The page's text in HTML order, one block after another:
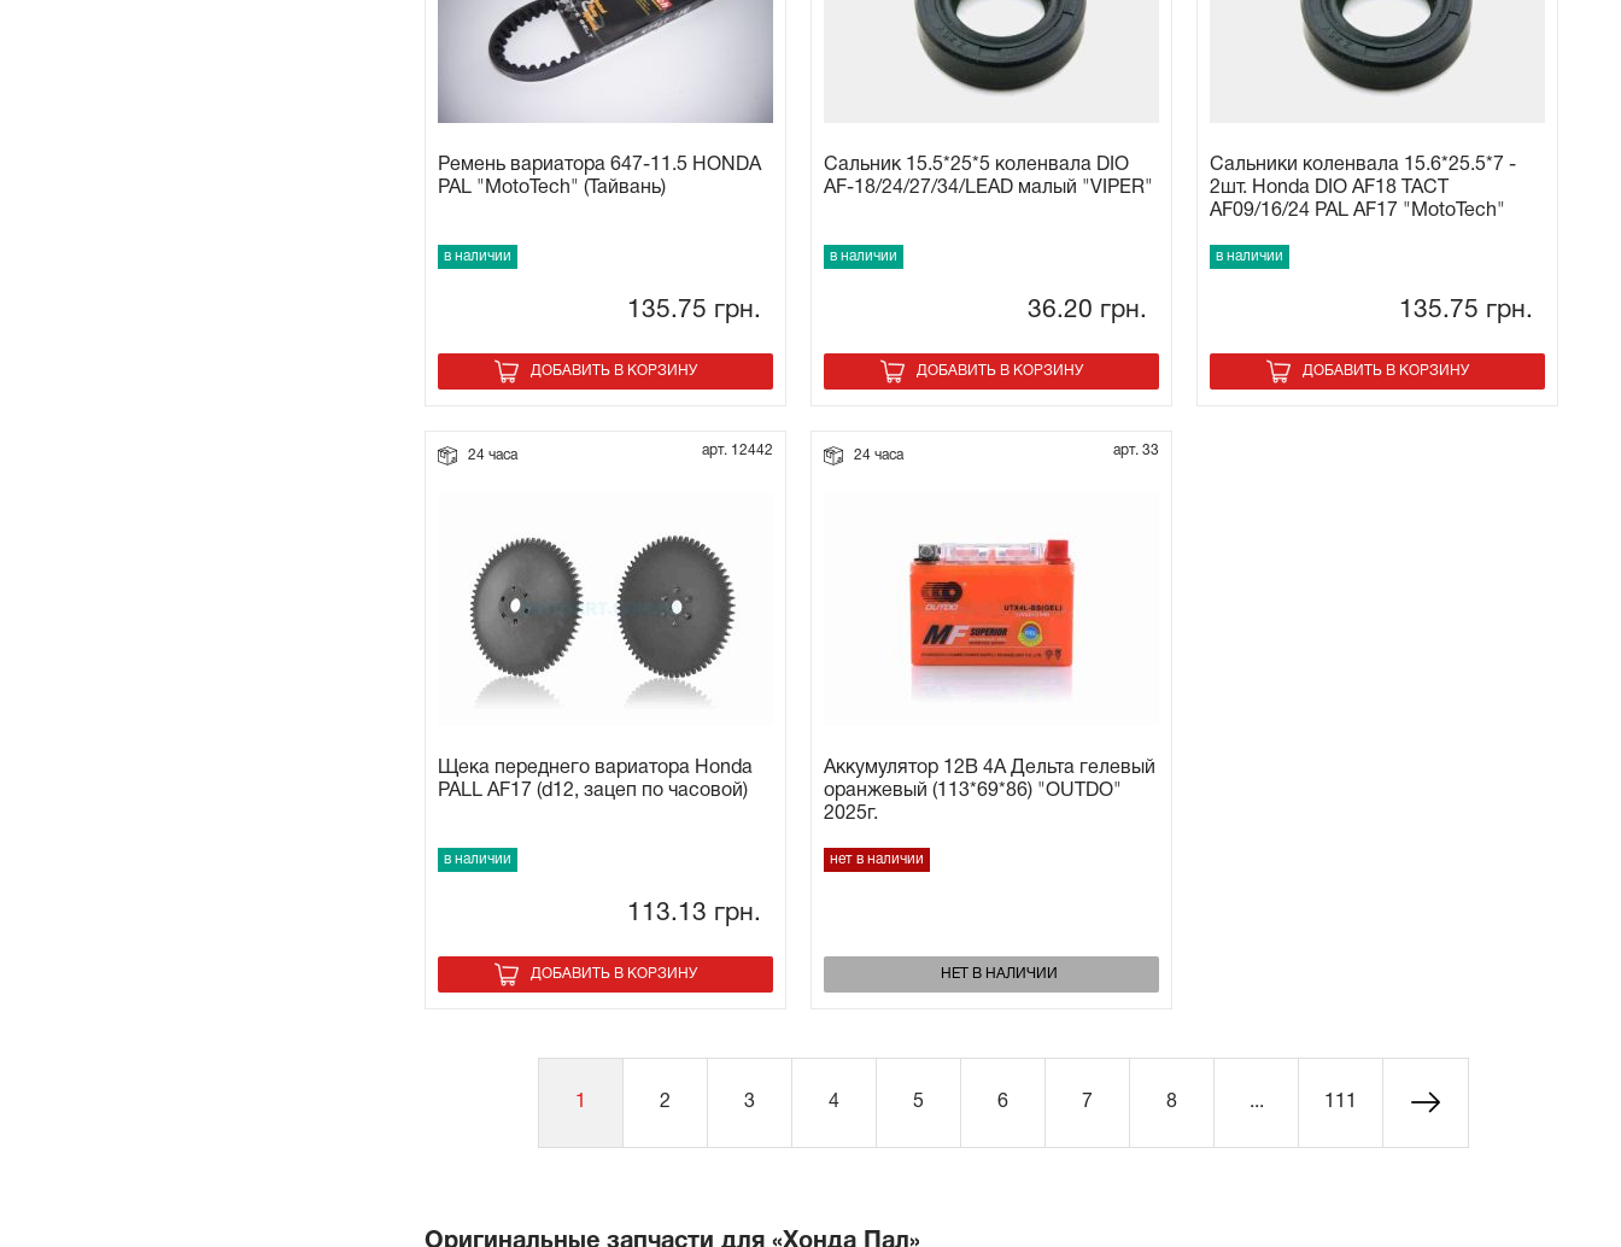
Ремень вариатора 647-11.5 HONDA
PAL "MotoTech" (Тайвань)
в наличии
135.75 грн.
ДОБАВИТЬ В КОРЗИНУ
Сальник 15.5*25*5 коленвала DIO
AF-18/24/27/34/LEAD малый "VIPER"
в наличии
36.20 грн.
ДОБАВИТЬ В КОРЗИНУ
Сальники коленвала 15.6*25.5*7 -
2шт. Honda DIO AF18 TACT
AF09/16/24 PAL AF17 "MotoTech"
в наличии
135.75 грн.
ДОБАВИТЬ В КОРЗИНУ
24 часа арт. 12442
Щека переднего вариатора Honda
PALL AF17 (d12, зацеп по часовой)
в наличии
113.13 грн.
ДОБАВИТЬ В КОРЗИНУ
24 часа арт. 33
Аккумулятор 12В 4А Дельта гелевый
оранжевый (113*69*86) "OUTDO"
2025г.
нет в наличии
НЕТ В НАЛИЧИИ
1 2 3 4 5 6 7 8 ... 111
Оригинальные запчасти для «Хонда Пал»